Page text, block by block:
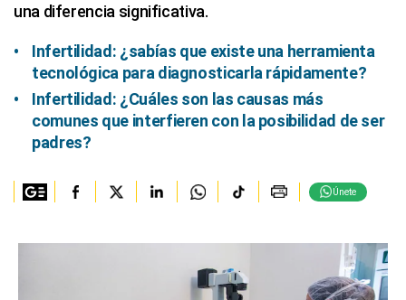
una diferencia significativa.
Infertilidad: ¿sabías que existe una herramienta
tecnológica para diagnosticarla rápidamente?
Infertilidad: ¿Cuáles son las causas más
comunes que interfieren con la posibilidad de ser
padres?
Únete